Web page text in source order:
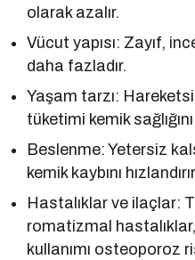
olarak azalır.
Vücut yapısı: Zayıf,
daha fazladır.
Yaşam tarzı:
tüketimi kemik
Beslenme: Yetersiz
kemik kaybını
Hastalıklar ve ilaçlar:
romatizmal
kullanımı osteoporoz